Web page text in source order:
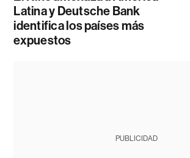
Latina y Deutsche Bank
identifica los países más
expuestos
PUBLICIDAD